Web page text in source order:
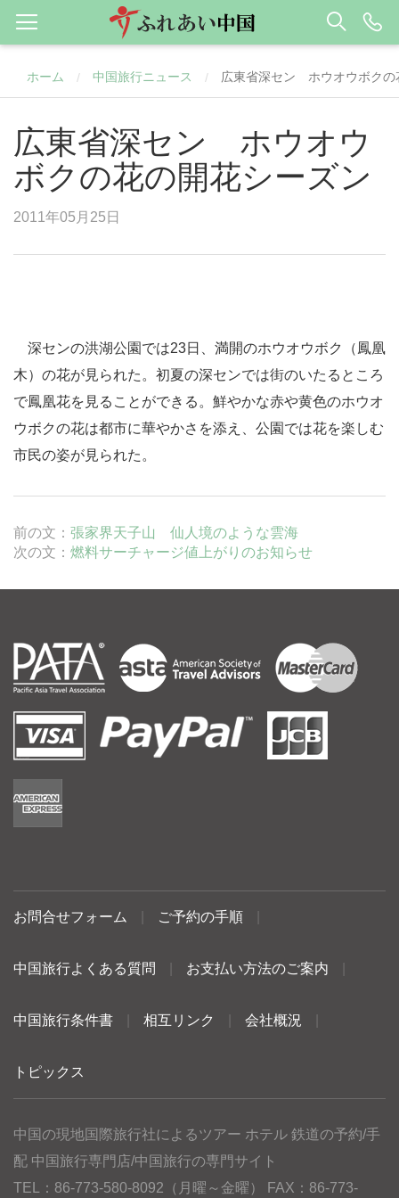
ホーム / 中国旅行ニュース / 広東省深セン ホウオウボクの
広東省深セン ホウオウ
ボクの花の開花シーズン
2011年05月25日
深センの洪湖公園では23日、満開のホウオウボク（鳳凰
木）の花が見られた。初夏の深センでは街のいたるところ
で鳳凰花を見ることができる。鮮やかな赤や黄色のホウオ
ウボクの花は都市に華やかさを添え、公園では花を楽しむ
市民の姿が見られた。
前の文： 張家界天子山 仙人境のような雲海
次の文： 燃料サーチャージ値上がりのお知らせ
お問合せフォーム ご予約の手順
中国旅行よくある質問 お支払い方法のご案内
中国旅行条件書 相互リンク 会社概況
トピックス
中国の現地国際旅行社によるツアー ホテル 鉄道の予約/手
配 中国旅行専門店/中国旅行の専門サイト
TEL：86-773-580-8092（月曜～金曜） FAX：86-773-